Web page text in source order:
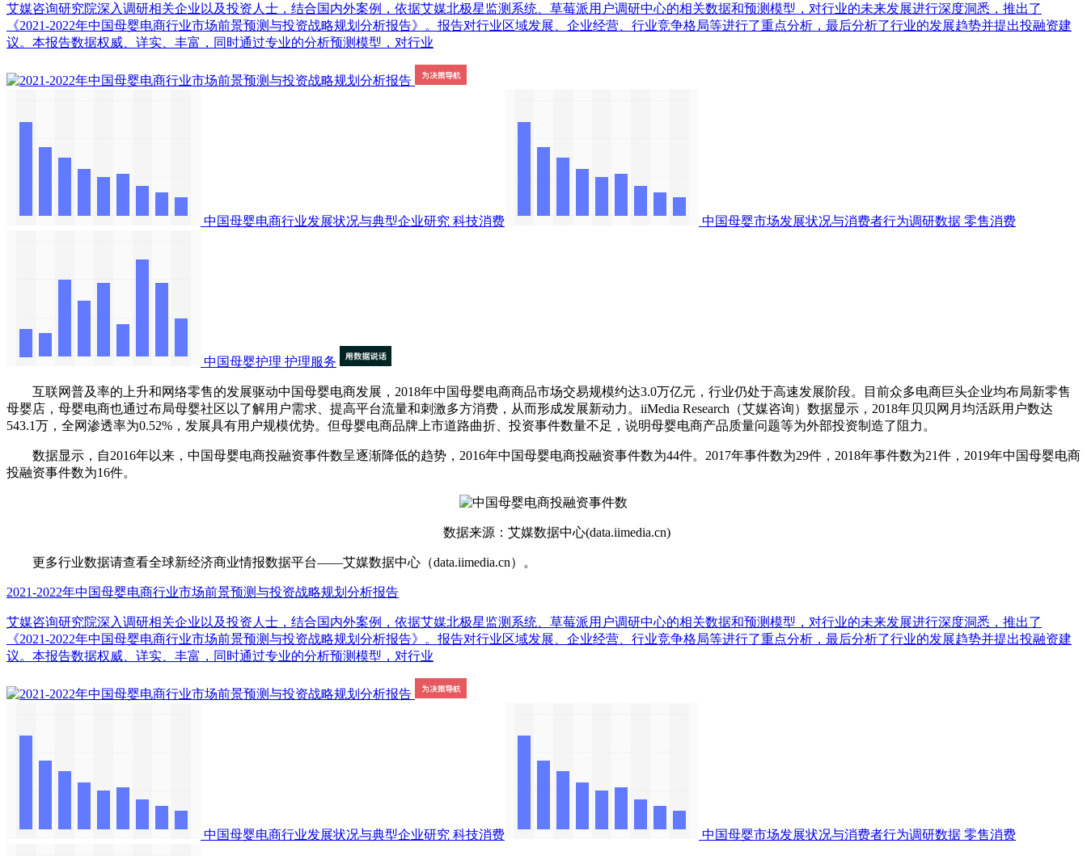
艾媒咨询研究院深入调研相关企业以及投资人士，结合国内外案例，依据艾媒北极星监测系统、草莓派用户调研中心的相关数据和预测模型，对行业的未来发展进行深度洞悉，推出了
《2021-2022年中国母婴电商行业市场前景预测与投资战略规划分析报告》。报告对行业区域发展、企业经营、行业竞争格局等进行了重点分析，最后分析了行业的发展趋势并提出投融资建
议。本报告数据权威、详实、丰富，同时通过专业的分析预测模型，对行业
中国母婴电商行业发展状况与典型企业研究 科技消费 中国母婴市场发展状况与消费者行为调研数据 零售消费
中国母婴护理 护理服务
互联网普及率的上升和网络零售的发展驱动中国母婴电商发展，2018年中国母婴电商商品市场交易规模约达3.0万亿元，行业仍处于高速发展阶段。目前众多电商巨头企业均布局新零售
母婴店，母婴电商也通过布局母婴社区以了解用户需求、提高平台流量和刺激多方消费，从而形成发展新动力。iiMedia Research（艾媒咨询）数据显示，2018年贝贝网月均活跃用户数达
543.1万，全网渗透率为0.52%，发展具有用户规模优势。但母婴电商品牌上市道路曲折、投资事件数量不足，说明母婴电商产品质量问题等为外部投资制造了阻力。
数据显示，自2016年以来，中国母婴电商投融资事件数呈逐渐降低的趋势，2016年中国母婴电商投融资事件数为44件。2017年事件数为29件，2018年事件数为21件，2019年中国母婴电商
投融资事件数为16件。
数据来源：艾媒数据中心(data.iimedia.cn)
更多行业数据请查看全球新经济商业情报数据平台——艾媒数据中心（data.iimedia.cn）。
2021-2022年中国母婴电商行业市场前景预测与投资战略规划分析报告
艾媒咨询研究院深入调研相关企业以及投资人士，结合国内外案例，依据艾媒北极星监测系统、草莓派用户调研中心的相关数据和预测模型，对行业的未来发展进行深度洞悉，推出了
《2021-2022年中国母婴电商行业市场前景预测与投资战略规划分析报告》。报告对行业区域发展、企业经营、行业竞争格局等进行了重点分析，最后分析了行业的发展趋势并提出投融资建
议。本报告数据权威、详实、丰富，同时通过专业的分析预测模型，对行业
中国母婴电商行业发展状况与典型企业研究 科技消费 中国母婴市场发展状况与消费者行为调研数据 零售消费